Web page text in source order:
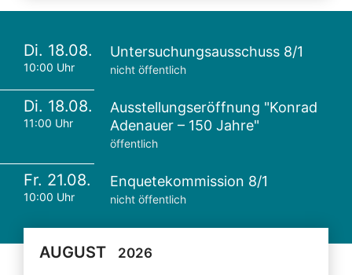
Di. 18.08.
10:00 Uhr
Untersuchungsausschuss 8/1
nicht öffentlich
Di. 18.08.
11:00 Uhr
Ausstellungseröffnung "Konrad
Adenauer – 150 Jahre"
öffentlich
Fr. 21.08.
10:00 Uhr
Enquetekommission 8/1
nicht öffentlich
AUGUST 2026